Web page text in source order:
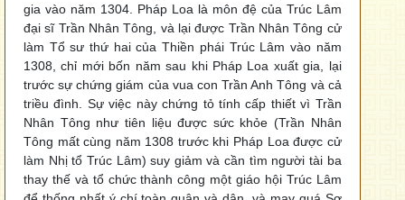
gia vào năm 1304. Pháp Loa là môn đệ của Trúc Lâm
đại sĩ Trần Nhân Tông, và lại được Trần Nhân Tông cử
làm Tổ sư thứ hai của Thiền phái Trúc Lâm vào năm
1308, chỉ mới bốn năm sau khi Pháp Loa xuất gia, lại
trước sự chứng giám của vua con Trần Anh Tông và cả
triều đình. Sự việc này chứng tỏ tính cấp thiết vì Trần
Nhân Tông như tiên liệu được sức khỏe (Trần Nhân
Tông mất cùng năm 1308 trước khi Pháp Loa được cử
làm Nhị tổ Trúc Lâm) suy giảm và cần tìm người tài ba
thay thế và tổ chức thành công một giáo hội Trúc Lâm